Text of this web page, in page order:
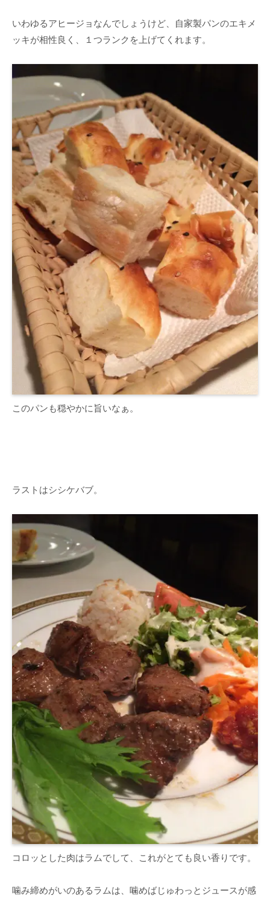
いわゆるアヒージョなんでしょうけど、自家製パンのエキメ
ッキが相性良く、１つランクを上げてくれます。
このパンも穏やかに旨いなぁ。
ラストはシシケバブ。
コロッとした肉はラムでして、これがとても良い香りです。
噛み締めがいのあるラムは、噛めばじゅわっとジュースが感